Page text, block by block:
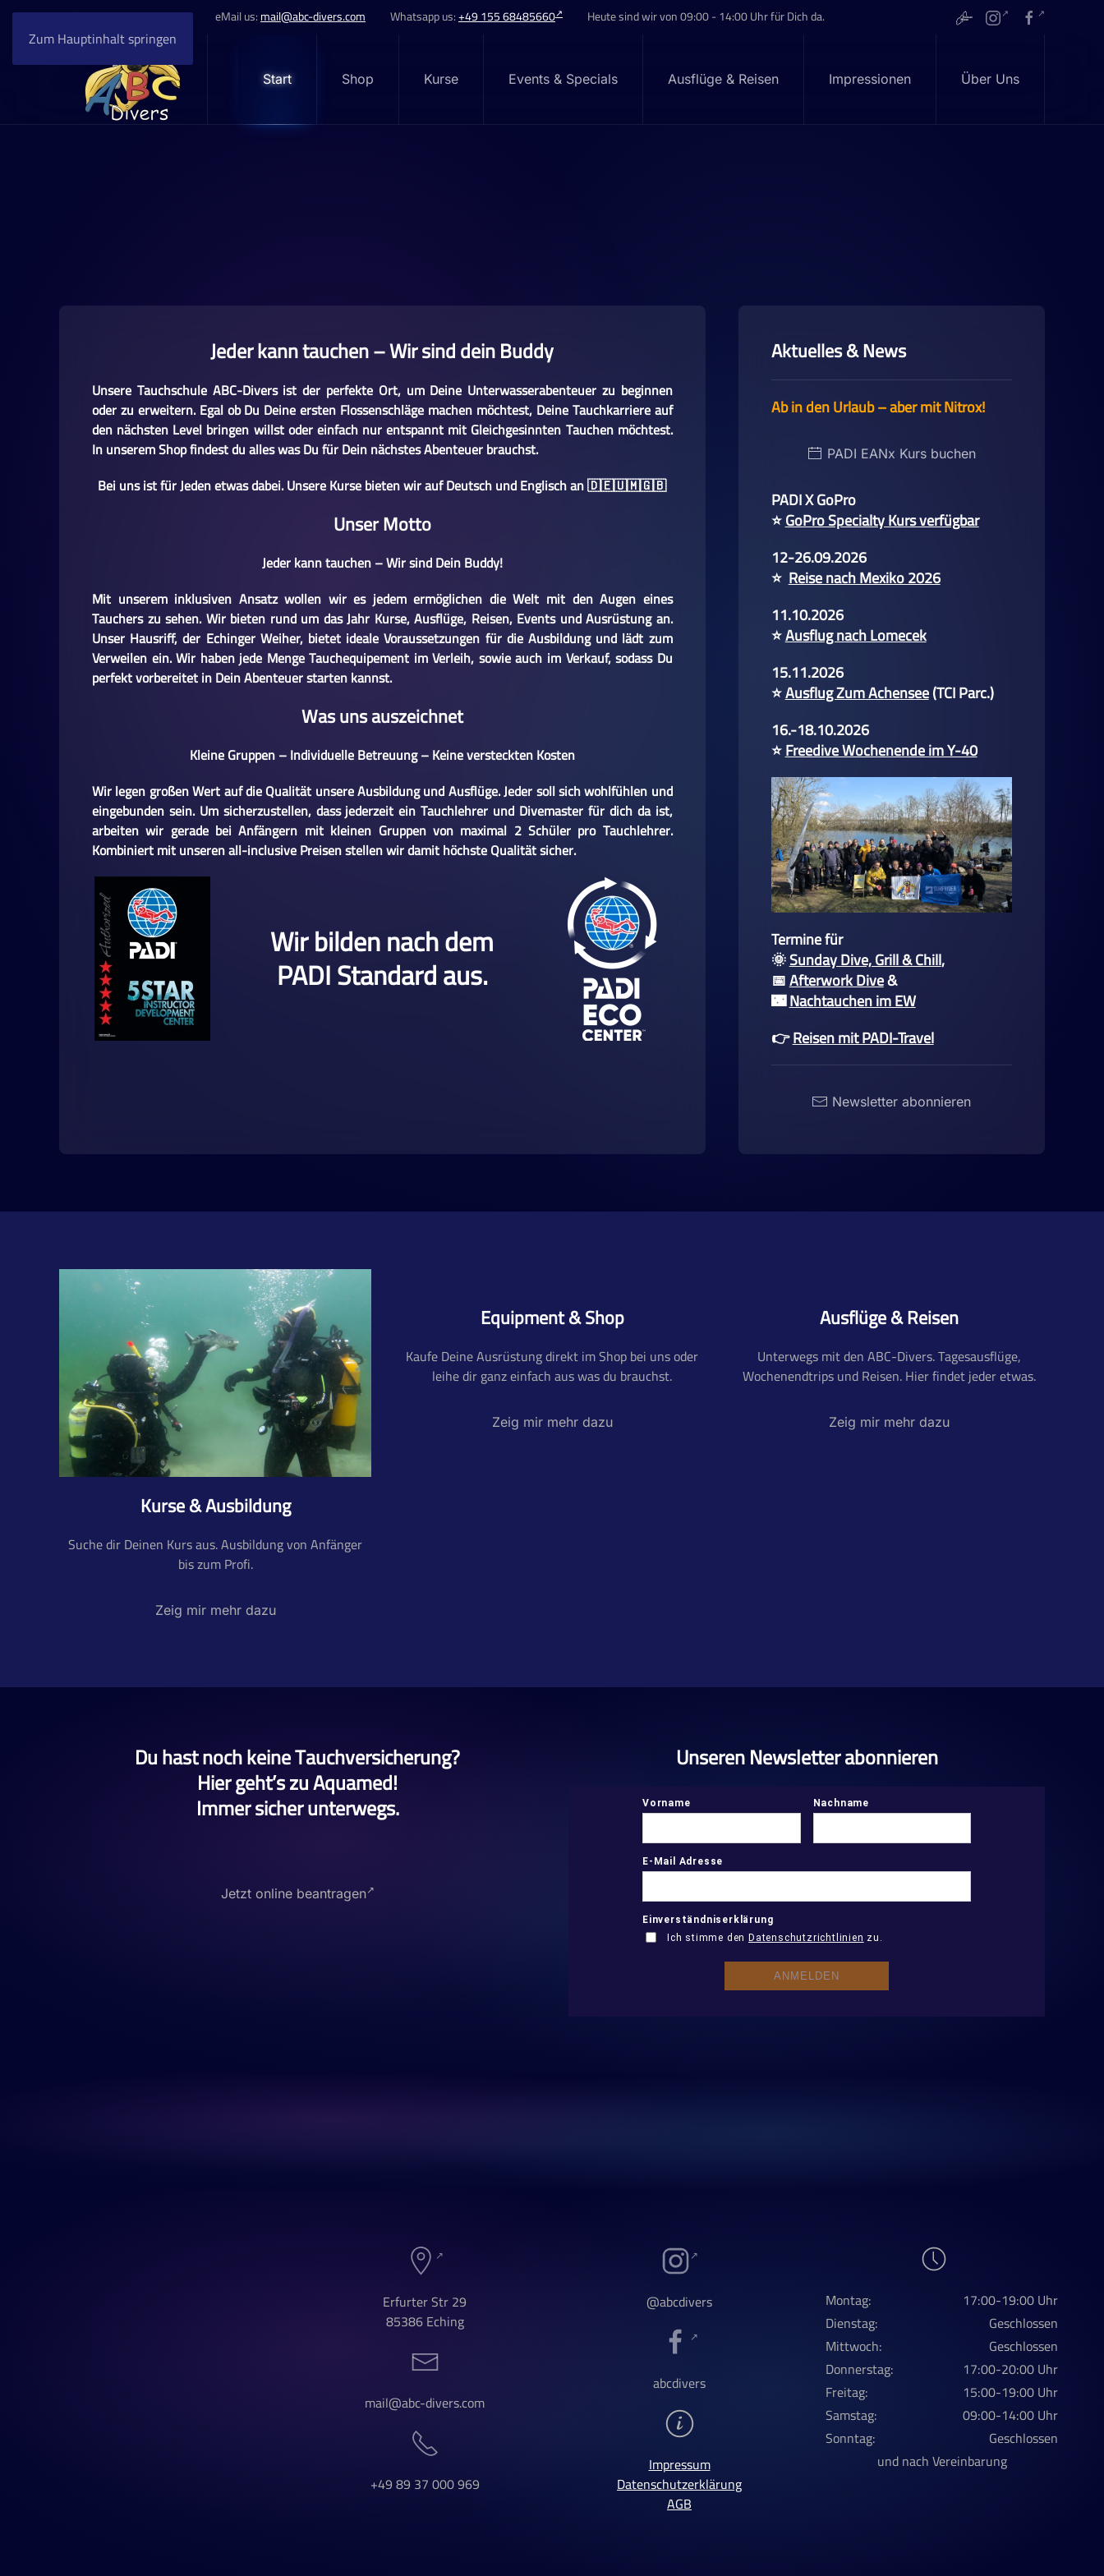
Zum Hauptinhalt springen
Call us:+49 89 37 000 969 eMail us:mail@abc-divers.com Whatsapp us:+49 155 68485660 Heute sind wir von 09:00 - 14:00 Uhr für Dich da.
Start Shop Kurse Events & Specials Ausflüge & Reisen Impressionen Über Uns
Jeder kann tauchen – Wir sind dein Buddy
Unsere Tauchschule ABC-Divers ist der perfekte Ort, um Deine Unterwasserabenteuer zu beginnen
oder zu erweitern. Egal ob Du Deine ersten Flossenschläge machen möchtest, Deine Tauchkarriere auf
den nächsten Level bringen willst oder einfach nur entspannt mit Gleichgesinnten Tauchen möchtest.
In unserem Shop findest du alles was Du für Dein nächstes Abenteuer brauchst.
Bei uns ist für Jeden etwas dabei. Unsere Kurse bieten wir auf Deutsch und Englisch an 🇩🇪🇺🇲🇬🇧
Unser Motto
Jeder kann tauchen – Wir sind Dein Buddy!
Mit unserem inklusiven Ansatz wollen wir es jedem ermöglichen die Welt mit den Augen eines
Tauchers zu sehen. Wir bieten rund um das Jahr Kurse, Ausflüge, Reisen, Events und Ausrüstung an.
Unser Hausriff, der Echinger Weiher, bietet ideale Voraussetzungen für die Ausbildung und lädt zum
Verweilen ein. Wir haben jede Menge Tauchequipement im Verleih, sowie auch im Verkauf, sodass Du
perfekt vorbereitet in Dein Abenteuer starten kannst.
Was uns auszeichnet
Kleine Gruppen – Individuelle Betreuung – Keine versteckten Kosten
Wir legen großen Wert auf die Qualität unsere Ausbildung und Ausflüge. Jeder soll sich wohlfühlen und
eingebunden sein. Um sicherzustellen, dass jederzeit ein Tauchlehrer und Divemaster für dich da ist,
arbeiten wir gerade bei Anfängern mit kleinen Gruppen von maximal 2 Schüler pro Tauchlehrer.
Kombiniert mit unseren all-inclusive Preisen stellen wir damit höchste Qualität sicher.
Wir bilden nach dem
PADI Standard aus.
Aktuelles & News
Ab in den Urlaub – aber mit Nitrox!
PADI EANx Kurs buchen
PADI X GoPro
⭐GoPro Specialty Kurs verfügbar
12-26.09.2026
⭐Reise nach Mexiko 2026
11.10.2026
⭐Ausflug nach Lomecek
15.11.2026
⭐Ausflug Zum Achensee(TCI Parc.)
16.-18.10.2026
⭐Freedive Wochenende im Y-40
Termine für
🌞Sunday Dive, Grill & Chill,
📅Afterwork Dive&
🌃Nachtauchen im EW
👉Reisen mit PADI-Travel
Newsletter abonnieren
Kurse & Ausbildung
Suche dir Deinen Kurs aus. Ausbildung von Anfänger
bis zum Profi.
Zeig mir mehr dazu
Equipment & Shop
Kaufe Deine Ausrüstung direkt im Shop bei uns oder
leihe dir ganz einfach aus was du brauchst.
Zeig mir mehr dazu
Ausflüge & Reisen
Unterwegs mit den ABC-Divers. Tagesausflüge,
Wochenendtrips und Reisen. Hier findet jeder etwas.
Zeig mir mehr dazu
Du hast noch keine Tauchversicherung?
Hier geht’s zu Aquamed!
Immer sicher unterwegs.
Jetzt online beantragen
Unseren Newsletter abonnieren
Erfurter Str 29
85386 Eching
mail@abc-divers.com
+49 89 37 000 969
@abcdivers
abcdivers
Impressum
Datenschutzerklärung
AGB
Montag:
17:00-19:00 Uhr
Dienstag:
Geschlossen
Mittwoch:
Geschlossen
Donnerstag:
17:00-20:00 Uhr
Freitag:
15:00-19:00 Uhr
Samstag:
09:00-14:00 Uhr
Sonntag:
Geschlossen
und nach Vereinbarung